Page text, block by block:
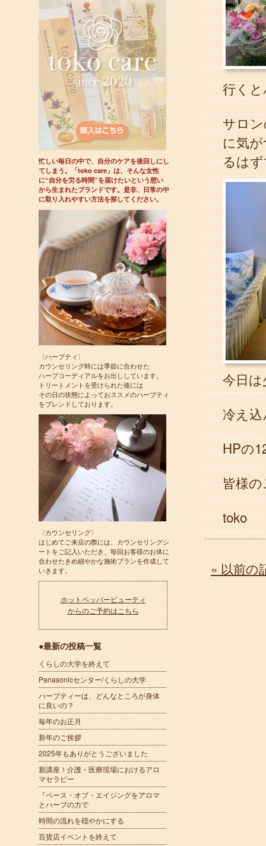
忙しい毎日の中で、自分のケアを後回しにし
てしまう。「toko care」は、そんな女性
に“自分を労る時間”を届けたいという想い
から生まれたブランドです。是非、日常の中
に取り入れやすい方法を探してください。
〈ハーブティ〉
カウンセリング時には季節に合わせた
ハーブコーディアルをお出ししています。
トリートメントを受けられた後には
その日の状態によっておススメのハーブティ
をブレンドしております。
〈カウンセリング〉
はじめてご来店の際には、カウンセリングシ
ートをご記入いただき、毎回お客様のお体に
合わせたきめ細やかな施術プランを作成して
いきます。
ホットペッパービューティ
からのご予約はこちら
●最新の投稿一覧
くらしの大学を終えて
Panasonicセンター/くらしの大学
ハーブティーは、どんなところが身体
に良いの？
毎年のお正月
新年のご挨拶
2025年もありがとうございました
新講座！介護・医療現場におけるアロ
マセラピー
『ペース・オブ・エイジングをアロマ
とハーブの力で
時間の流れを穏やかにする
百貨店イベントを終えて
行く
サロ
に気
るは
今日
冷え
HPの
皆様
toko
« 以前の